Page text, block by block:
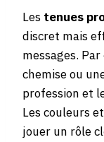
Les tenues
discret mais
messages.
chemise ou
profession et
Les couleurs
jouer un rôle